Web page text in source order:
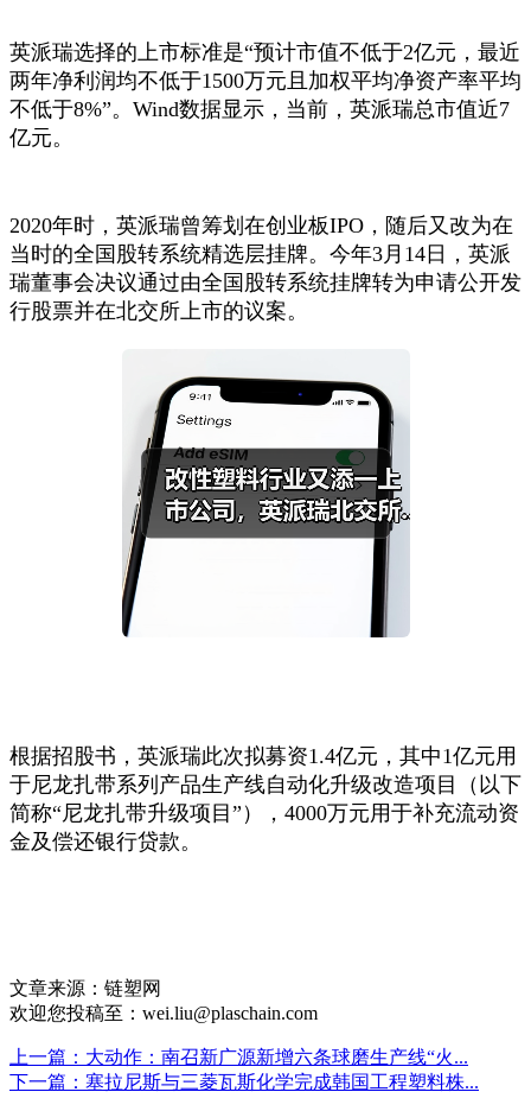
英派瑞选择的上市标准是“预计市值不低于2亿元，最近
两年净利润均不低于1500万元且加权平均净资产率平均
不低于8%”。Wind数据显示，当前，英派瑞总市值近7
亿元。
2020年时，英派瑞曾筹划在创业板IPO，随后又改为在
当时的全国股转系统精选层挂牌。今年3月14日，英派
瑞董事会决议通过由全国股转系统挂牌转为申请公开发
行股票并在北交所上市的议案。
根据招股书，英派瑞此次拟募资1.4亿元，其中1亿元用
于尼龙扎带系列产品生产线自动化升级改造项目（以下
简称“尼龙扎带升级项目”），4000万元用于补充流动资
金及偿还银行贷款。
文章来源：链塑网
欢迎您投稿至：wei.liu@plaschain.com
上一篇：大动作：南召新广源新增六条球磨生产线“火...
下一篇：塞拉尼斯与三菱瓦斯化学完成韩国工程塑料株...